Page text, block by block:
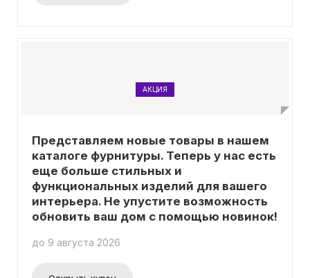
АКЦИЯ
Представляем новые товары в нашем
каталоге фурнитуры. Теперь у нас есть
еще больше стильных и
функциональных изделий для вашего
интерьера. Не упустите возможность
обновить ваш дом с помощью новинок!
до 9 августа 2026